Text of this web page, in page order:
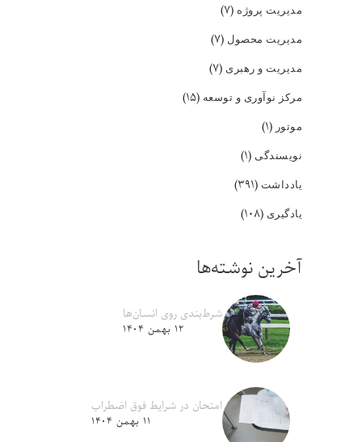
مدیریت پروژه (۷)
مدیریت محصول (۷)
مدیریت و رهبری (۷)
مرکز نوآوری و توسعه (۱۵)
موتور(۱)
نویسندگی (۱)
یادداشت (۳۹۱)
یادگیری (۱۰۸)
آخرین نوشته‌ها
شرط‌بندی روی انسان‌ها
۱۲ بهمن ۱۴۰۴
امتحان در شرایط فوق اضطراب
۱۱ بهمن ۱۴۰۴